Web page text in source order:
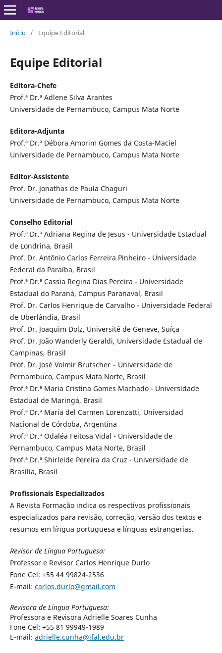
Início / Equipe Editorial
Equipe Editorial
Editora-Chefe
Prof.ª Dr.ª Adlene Silva Arantes
Universidade de Pernambuco, Campus Mata Norte
Editora-Adjunta
Prof.ª Dr.ª Débora Amorim Gomes da Costa-Maciel
Universidade de Pernambuco, Campus Mata Norte
Editor-Assistente
Prof. Dr. Jonathas de Paula Chaguri
Universidade de Pernambuco, Campus Mata Norte
Conselho Editorial
Prof.ª Dr.ª Adriana Regina de Jesus - Universidade Estadual
de Londrina, Brasil
Prof. Dr. Antônio Carlos Ferreira Pinheiro - Universidade
Federal da Paraíba, Brasil
Prof.ª Dr.ª Cassia Regina Dias Pereira - Universidade
Estadual do Paraná, Campus Paranavaí, Brasil
Prof. Dr. Carlos Henrique de Carvalho - Universidade Federal
de Uberlândia, Brasil
Prof. Dr. Joaquim Dolz, Université de Geneve, Suíça
Prof. Dr. João Wanderly Geraldi, Universidade Estadual de
Campinas, Brasil
Prof. Dr. José Volmir Brutscher – Universidade de
Pernambuco, Campus Mata Norte, Brasil
Prof.ª Dr.ª Maria Cristina Gomes Machado - Universidade
Estadual de Maringá, Brasil
Prof.ª Dr.ª María del Carmen Lorenzatti, Universidad
Nacional de Córdoba, Argentina
Prof.ª Dr.ª Odaléa Feitosa Vidal - Universidade de
Pernambuco, Campus Mata Norte, Brasil
Prof.ª Dr.ª Shirleide Pereira da Cruz - Universidade de
Brasília, Brasil
Profissionais Especializados
A Revista Formação indica os respectivos profissionais
especializados para revisão, correção, versão dos textos e
resumos em língua portuguesa e línguas estrangerias.
Revisor de Língua Portuguesa:
Professor e Revisor Carlos Henrique Durlo
Fone Cel: +55 44 99824-2536
E-mail: carlos.durlo@gmail.com
Revisora de Língua Portuguesa:
Professora e Revisora Adrielle Soares Cunha
Fone Cel: +55 81 99949-1989
E-mail: adrielle.cunha@ifal.edu.br